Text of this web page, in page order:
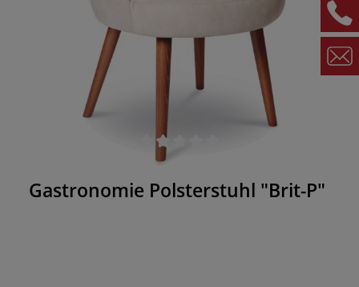
Durchschnittliche Bewertung von 0 von 5 Sternen
Gastronomie Polsterstuhl "Brit-P"